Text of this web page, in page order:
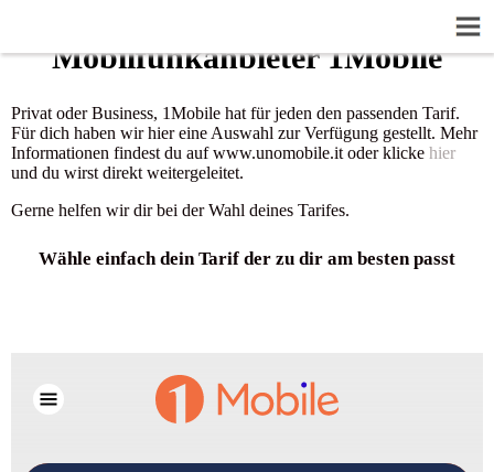
Mobilfunkanbieter 1Mobile
Privat oder Business, 1Mobile hat für jeden den passenden Tarif.
Für dich haben wir hier eine Auswahl zur Verfügung gestellt. Mehr
Informationen findest du auf www.unomobile.it oder klicke hier
und du wirst direkt weitergeleitet.
Gerne helfen wir dir bei der Wahl deines Tarifes.
Wähle einfach dein Tarif der zu dir am besten passt